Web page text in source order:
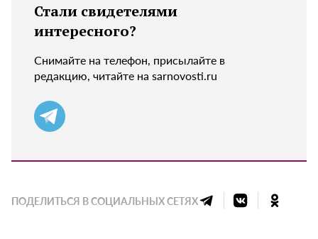
Стали свидетелями
интересного?
Снимайте на телефон, присылайте в
редакцию, читайте на sarnovosti.ru
ПОДЕЛИТЬСЯ В СОЦИАЛЬНЫХ СЕТЯХ